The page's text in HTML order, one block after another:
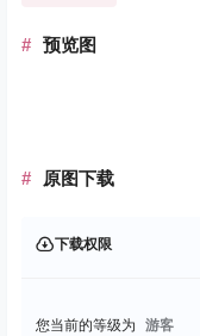
预览图
原图下载
下载权限
您当前的等级为 游客